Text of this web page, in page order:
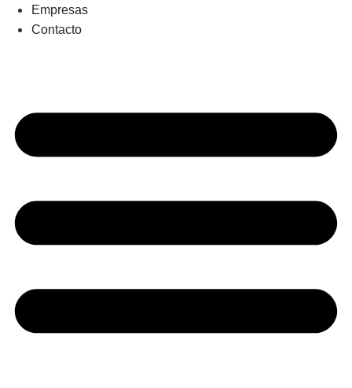
Empresas
Contacto